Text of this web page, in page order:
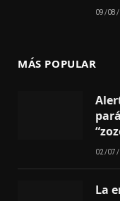
09/
MÁS POPULAR
02/07/
La